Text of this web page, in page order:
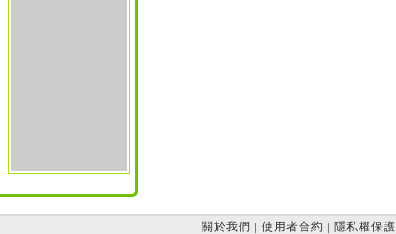
關於我們 | 使用者合約 | 隱私權保護